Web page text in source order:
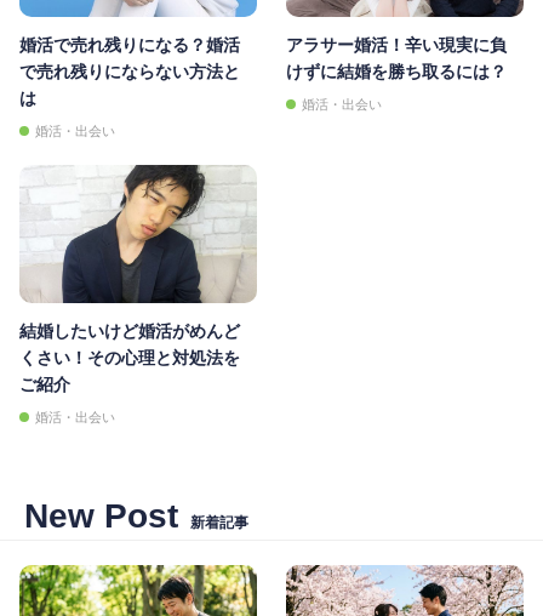
婚活で売れ残りになる？婚活
で売れ残りにならない方法と
は
婚活・出会い
アラサー婚活！辛い現実に負
けずに結婚を勝ち取るには？
婚活・出会い
結婚したいけど婚活がめんど
くさい！その心理と対処法を
ご紹介
婚活・出会い
New Post 新着記事